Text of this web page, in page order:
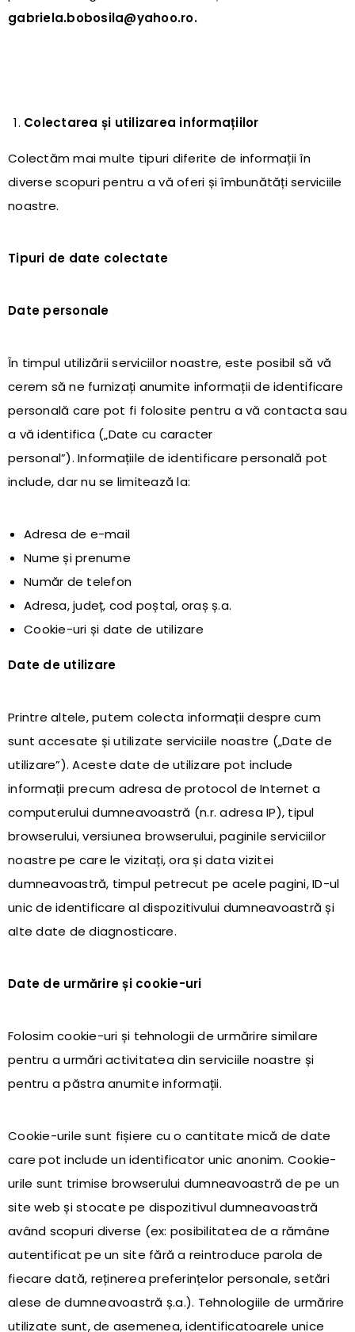
gabriela.bobosila@yahoo.ro.
Colectarea și utilizarea informațiilor
Colectăm mai multe tipuri diferite de informații în
diverse scopuri pentru a vă oferi și îmbunătăți serviciile
noastre.
Tipuri de date colectate
Date personale
În timpul utilizării serviciilor noastre, este posibil să vă
cerem să ne furnizați anumite informații de identificare
personală care pot fi folosite pentru a vă contacta sau
a vă identifica („Date cu caracter
personal”). Informațiile de identificare personală pot
include, dar nu se limitează la:
Adresa de e-mail
Nume și prenume
Număr de telefon
Adresa, județ, cod poștal, oraș ș.a.
Cookie-uri și date de utilizare
Date de utilizare
Printre altele, putem colecta informații despre cum
sunt accesate și utilizate serviciile noastre („Date de
utilizare”). Aceste date de utilizare pot include
informații precum adresa de protocol de Internet a
computerului dumneavoastră (n.r. adresa IP), tipul
browserului, versiunea browserului, paginile serviciilor
noastre pe care le vizitați, ora și data vizitei
dumneavoastră, timpul petrecut pe acele pagini, ID-ul
unic de identificare al dispozitivului dumneavoastră și
alte date de diagnosticare.
Date de urmărire și cookie-uri
Folosim cookie-uri și tehnologii de urmărire similare
pentru a urmări activitatea din serviciile noastre și
pentru a păstra anumite informații.
Cookie-urile sunt fișiere cu o cantitate mică de date
care pot include un identificator unic anonim. Cookie-
urile sunt trimise browserului dumneavoastră de pe un
site web și stocate pe dispozitivul dumneavoastră
având scopuri diverse (ex: posibilitatea de a rămâne
autentificat pe un site fără a reintroduce parola de
fiecare dată, reținerea preferințelor personale, setări
alese de dumneavoastră ș.a.). Tehnologiile de urmărire
utilizate sunt, de asemenea, identificatoarele unice